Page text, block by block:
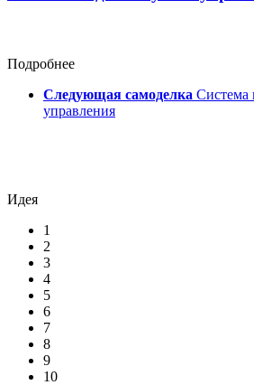
Подробнее
Следующая самоделка Система
управления
Идея
1
2
3
4
5
6
7
8
9
10